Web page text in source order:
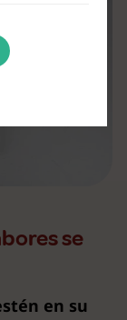
se
en su